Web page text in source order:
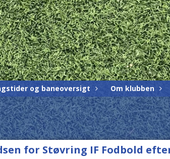
og baneoversigt Om klubben
for Støvring IF Fodbold